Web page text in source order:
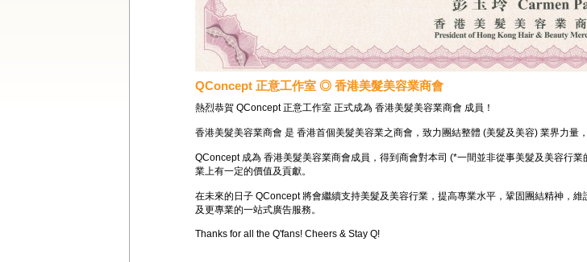
QConcept 正意工作室 ◎ 香港美髮美容業商會
熱烈恭賀 QConcept 正意工作室 正式成為 香港美髮美容業商會 成員！
香港美髮美容業商會 是 香港首個美髮美容業之商會，致力團結整體 (美髮及美容) 業界力量
QConcept 成為 香港美髮美容業商會成員，得到商會對本司 (*一間並非從事美髮及美容行
業上有一定的價值及貢獻。
在未來的日子 QConcept 將會繼續支持美髮及美容行業，提高專業水平，鞏固團結精神，
及更專業的一站式廣告服務。
Thanks for all the Q'fans! Cheers & Stay Q!